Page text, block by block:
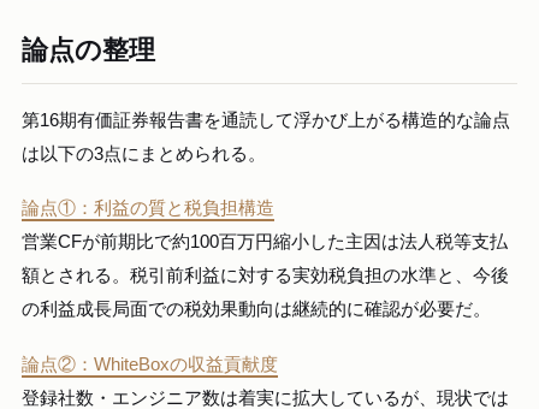
論点の整理
第16期有価証券報告書を通読して浮かび上がる構造的な論点
は以下の3点にまとめられる。
論点①：利益の質と税負担構造
営業CFが前期比で約100百万円縮小した主因は法人税等支払
額とされる。税引前利益に対する実効税負担の水準と、今後
の利益成長局面での税効果動向は継続的に確認が必要だ。
論点②：WhiteBoxの収益貢献度
登録社数・エンジニア数は着実に拡大しているが、現状では